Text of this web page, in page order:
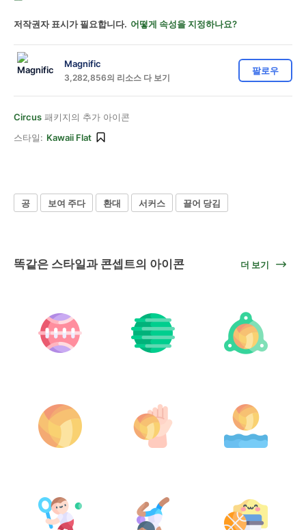
저작권자 표시가 필요합니다. 어떻게 속성을 지정하나요?
Magnific
3,282,856의 리소스 다 보기
팔로우
Circus 패키지의 추가 아이콘
스타일: Kawaii Flat
공 보여 주다 환대 서커스 끌어 당김
똑같은 스타일과 콘셉트의 아이콘 더 보기